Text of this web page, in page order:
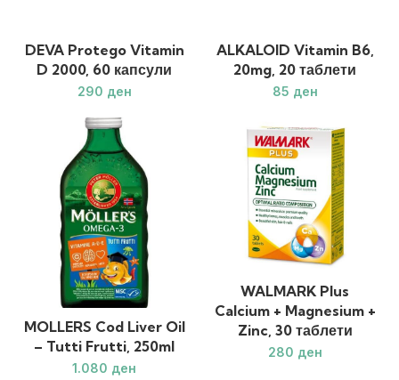
DEVA Protego Vitamin
D 2000, 60 капсули
ден
ALKALOID Vitamin B6,
20mg, 20 таблети
ден
MOLLERS Cod Liver Oil
– Tutti Frutti, 250ml
ден
WALMARK Plus
Calcium + Magnesium +
Zinc, 30 таблети
ден